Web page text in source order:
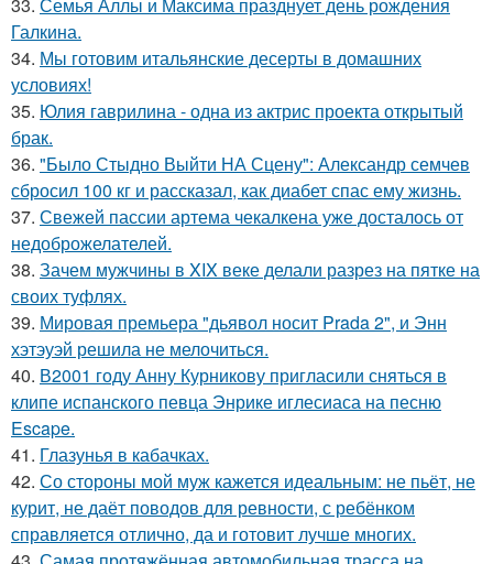
Галкина.
34. Мы готовим итальянские десерты в домашних
условиях!
35. Юлия гаврилина - одна из актрис проекта открытый
брак.
36. "Было Стыдно Выйти НА Сцену": Александр семчев
сбросил 100 кг и рассказал, как диабет спас ему жизнь.
37. Свежей пассии артема чекалкена уже досталось от
недоброжелателей.
38. Зачем мужчины в XIX веке делали разрез на пятке на
своих туфлях.
39. Мировая премьера "дьявол носит Prada 2", и Энн
хэтэуэй решила не мелочиться.
40. В2001 году Анну Курникову пригласили сняться в
клипе испанского певца Энрике иглесиаса на песню
Escape.
41. Глазунья в кабачках.
42. Со стороны мой муж кажется идеальным: не пьёт, не
курит, не даёт поводов для ревности, с ребёнком
справляется отлично, да и готовит лучше многих.